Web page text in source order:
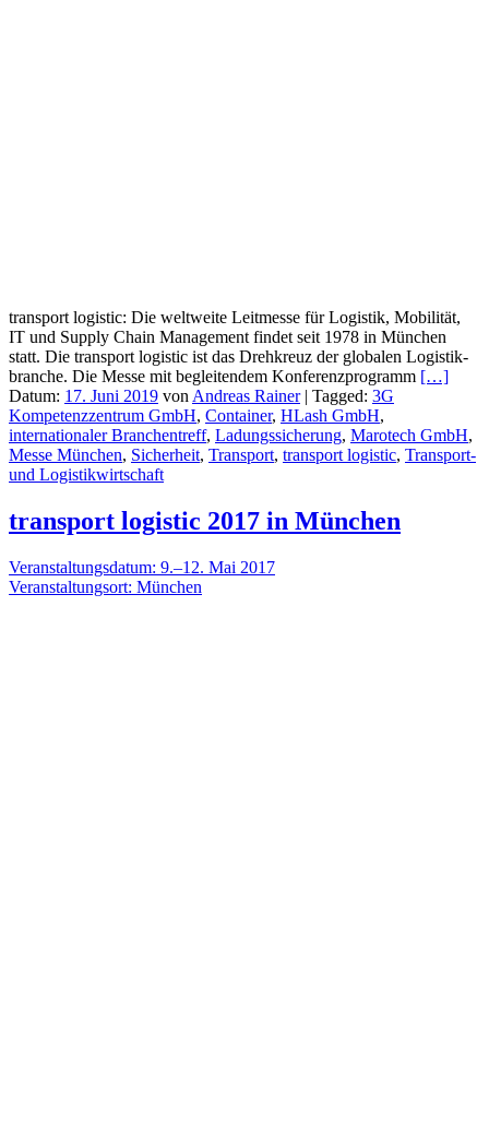
transport logistic: Die weltweite Leitmesse für Logistik, Mobilität,
IT und Supply Chain Management findet seit 1978 in München
statt. Die transport logistic ist das Drehkreuz der globalen Logistik­
branche. Die Messe mit begleitendem Konferenz­programm […]
Datum: 17. Juni 2019 von Andreas Rainer| Tagged: 3G
Kompetenzzentrum GmbH, Container, HLash GmbH,
internationaler Branchentreff, Ladungssicherung, Marotech GmbH,
Messe München, Sicherheit, Transport, transport logistic, Transport-
und Logistikwirtschaft
transport logistic 2017 in München
Veranstaltungsdatum: 9.–12. Mai 2017
Veranstaltungsort: München